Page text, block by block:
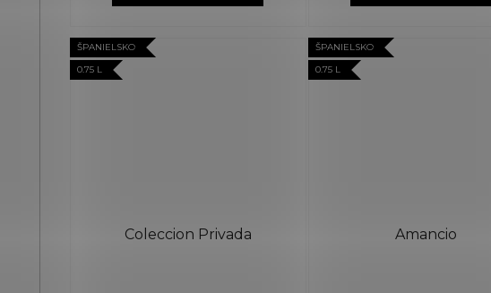
ŠPANIELSKO
0.75 L
Coleccion Privada
ŠPANIELSKO
0.75 L
Amancio